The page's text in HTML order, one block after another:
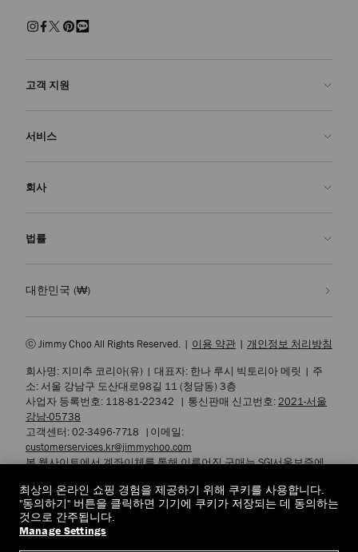
고객 지원
FAQ
반품 신청
배송
서비스
주문 제작
품질 보증
회사
우리의 역사
우리의 영향력과 책임
장인정신의 연금술
채용
법률
이용 약관
개인정보 열람 요청서
기업 정책
쿠키 설정
접근성
대한민국 (₩)
ⓒ Jimmy Choo All Rights Reserved. | 이용 약관 | 개인정보 처리방침
회사명: 지미추 코리아(유) | 대표자: 한나 루시 빅토리아 메릿 | 주
소: 서울 강남구 도산대로98길 11 (청담동) 3층
사업자 등록번호: 118-81-22342 | 통신판매 신고번호:2021-서울
강남-05738
고객센터: 02-3496-7718 | 이메일:
customerservices.kr@jimmychoo.com
본 웹사이트에서 계좌이체를 통해 이루어진 구매는 SGI서울보증에
또한 에스크로 구매안전 서비스에 가입하여 고객님의 안전한 거래
를 보장하고 있습니다.
최상의 온라인 쇼핑 경험을 제공하기 위해 쿠키를 사용합니다.
"동의하기" 버튼을 클릭하면 기기에 쿠키가 저장되는 데 동의하는
것으로 간주됩니다.
Manage Settings